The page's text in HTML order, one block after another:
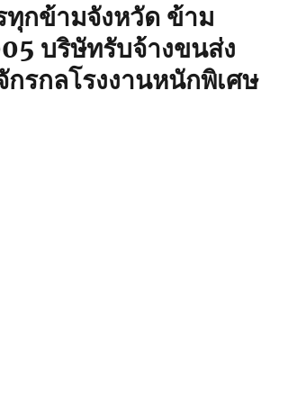
ทุกข้ามจังหวัด ข้าม
บริษัทรับจ้างขนส่ง
กรกลโรงงานหนักพิเศษ